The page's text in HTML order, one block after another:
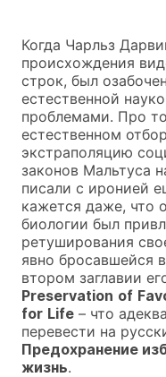
Когда Чарльз
происхождения
строк, был
естественной
проблемами. Про
естественном
экстраполяцию
законов Мальтуса
писали с иронией
кажется даже, что
биологии был
ретуширования
явно бросавшейся
втором заглавии
Preservation of
for Life – что
перевести на
Предохранение
жизнь.